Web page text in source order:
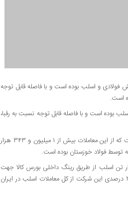
نیاز بازار داخلی به شمش فولادی و اسلب بوده است و با فاصله قابل توجه
فولادی و اسلب بوده است و با فاصله قابل توجه نسبت به رقبا،
حجم کل معاملات شمش فولادی در بورس کالا در سال ۱۴۰۲، ۷ میلیون و ۹۴ هزار تن بوده است که از این معاملات بیش از ۱ میلیون و ۳۴۳ هزار
خوزستان سهم بی‌بدیلی در تلمین اسلب فولادی کشور داشته است و ۸۲۰ هزار تن اسلب از طریق رینگ داخلی بورس کالا جهت
تامین نیازهای نوردکاران محصولات تخت فولادی به بازار تزریق کرده است که حاکی از سهم ۳۵ درصدی این شرکت از کل معاملات اسلب در ایران